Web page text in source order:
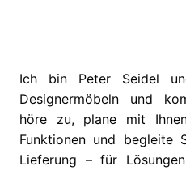
Ich bin Peter Seidel
Designermöbeln und
höre zu, plane mit
Funktionen und
Lieferung – für